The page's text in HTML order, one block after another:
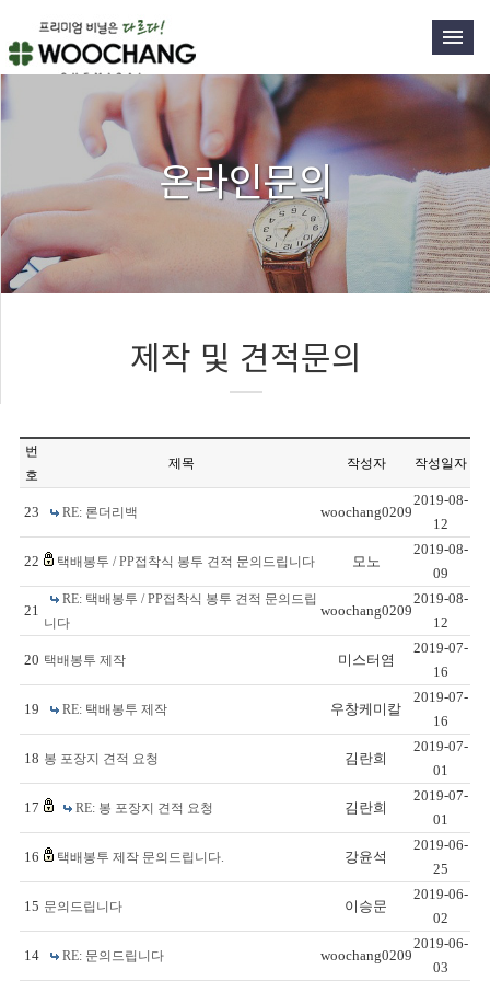
온라인문의
제작 및 견적문의
번
호
제목 작성자 작성일자
23 RE: 론더리백 woochang0209
2019-08-
12
22 택배봉투 / PP접착식 봉투 견적 문의드립니다 모노
2019-08-
09
21
RE: 택배봉투 / PP접착식 봉투 견적 문의드립
니다
woochang0209
2019-08-
12
20 택배봉투 제작 미스터염
2019-07-
16
19 RE: 택배봉투 제작 우창케미칼
2019-07-
16
18 봉 포장지 견적 요청 김란희
2019-07-
01
17 RE: 봉 포장지 견적 요청 김란희
2019-07-
01
16 택배봉투 제작 문의드립니다. 강윤석
2019-06-
25
15 문의드립니다 이승문
2019-06-
02
14 RE: 문의드립니다 woochang0209
2019-06-
03